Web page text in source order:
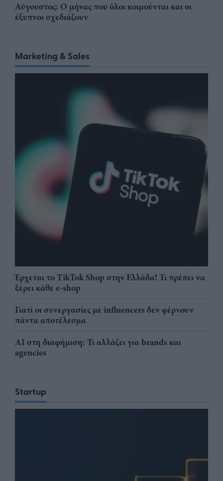
Αύγουστος: Ο μήνας που όλοι κοιμούνται και οι
έξυπνοι σχεδιάζουν
Marketing & Sales
Έρχεται το TikTok Shop στην Ελλάδα! Τι πρέπει να
ξέρει κάθε e-shop
Γιατί οι συνεργασίες με influencers δεν φέρνουν
πάντα αποτέλεσμα
AI στη διαφήμιση: Τι αλλάζει για brands και
agencies
Startup